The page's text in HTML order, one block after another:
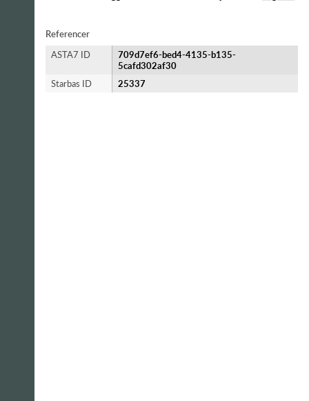
Referencer
ASTA7 ID
709d7ef6-bed4-4135-b135-
5cafd302af30
Starbas ID
25337